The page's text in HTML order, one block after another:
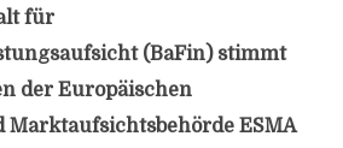
für
(BaFin) stimmt
der Europäischen
Marktaufsichtsbehörde ESMA